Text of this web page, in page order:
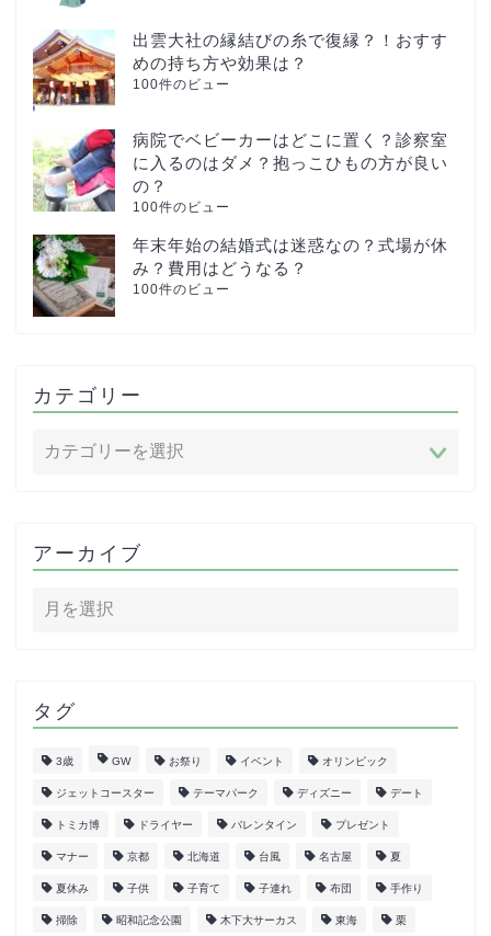
出雲大社の縁結びの糸で復縁？！おすす
めの持ち方や効果は？
100件のビュー
病院でベビーカーはどこに置く？診察室
に入るのはダメ？抱っこひもの方が良い
の？
100件のビュー
年末年始の結婚式は迷惑なの？式場が休
み？費用はどうなる？
100件のビュー
カテゴリー
アーカイブ
タグ
3歳 GW お祭り イベント オリンピック
ジェットコースター テーマパーク ディズニー デート
トミカ博 ドライヤー バレンタイン プレゼント
マナー 京都 北海道 台風 名古屋 夏
夏休み 子供 子育て 子連れ 布団 手作り
掃除 昭和記念公園 木下大サーカス 東海 栗